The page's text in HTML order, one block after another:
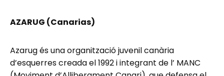
AZARUG (Canarias)
Azarug és una organització juvenil canària
d’esquerres creada el 1992 i integrant de l’ MANC